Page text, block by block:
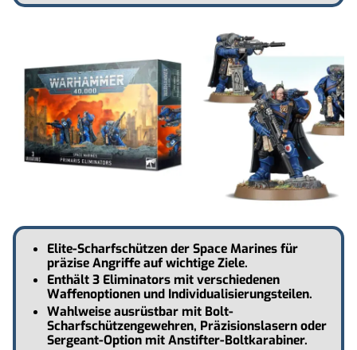
Elite-Scharfschützen der Space Marines für
präzise Angriffe auf wichtige Ziele.
Enthält 3 Eliminators mit verschiedenen
Waffenoptionen und Individualisierungsteilen.
Wahlweise ausrüstbar mit Bolt-
Scharfschützengewehren, Präzisionslasern oder
Sergeant-Option mit Anstifter-Boltkarabiner.